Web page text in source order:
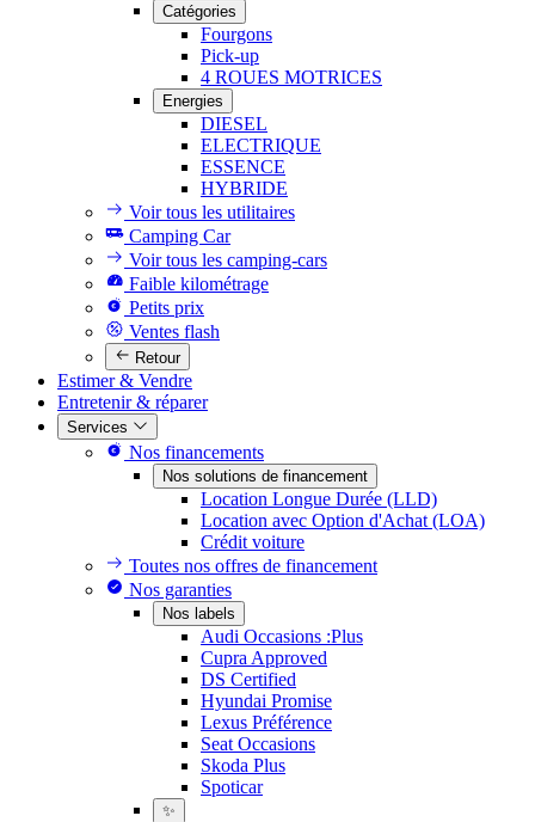
Catégories
Fourgons
Pick-up
4 ROUES MOTRICES
Energies
DIESEL
ELECTRIQUE
ESSENCE
HYBRIDE
Voir tous les utilitaires
Camping Car
Voir tous les camping-cars
Faible kilométrage
Petits prix
Ventes flash
Retour
Estimer & Vendre
Entretenir & réparer
Services
Nos financements
Nos solutions de financement
Location Longue Durée (LLD)
Location avec Option d'Achat (LOA)
Crédit voiture
Toutes nos offres de financement
Nos garanties
Nos labels
Audi Occasions :Plus
Cupra Approved
DS Certified
Hyundai Promise
Lexus Préférence
Seat Occasions
Skoda Plus
Spoticar
✨